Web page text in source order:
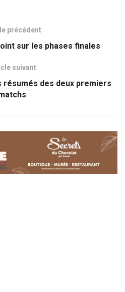
précédent
sur les phases finales
suivant
résumés des deux premiers